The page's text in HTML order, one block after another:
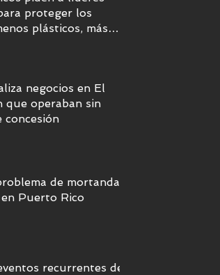
proteger los
plásticos, más
negocios en El
que operaban sin
concesión
de mortandad
Puerto Rico
recurrentes de